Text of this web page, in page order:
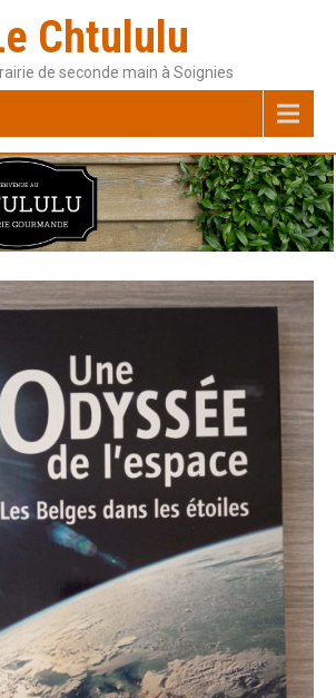
Chtululu
de seconde main à Soignies